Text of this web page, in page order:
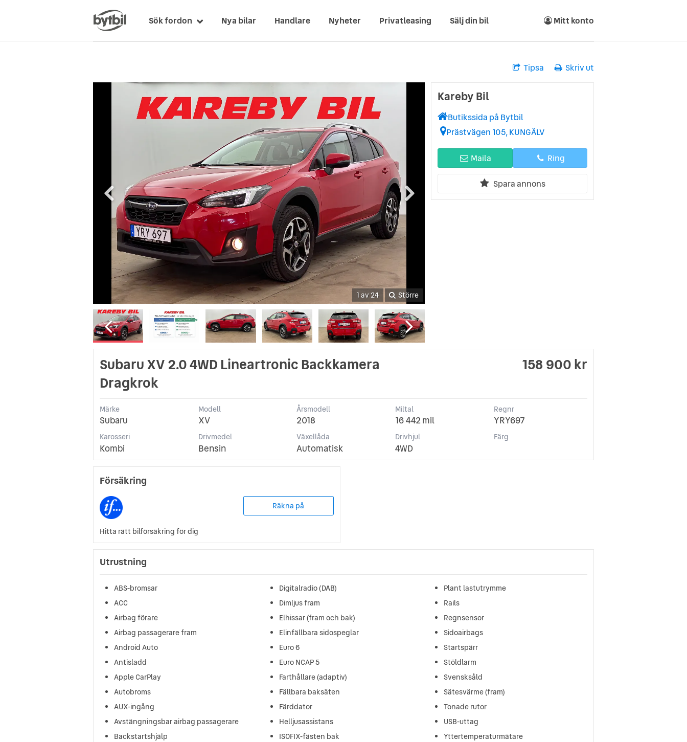
Sök fordon Nya bilar Handlare Nyheter Privatleasing Sälj din bil Mitt konto
Tipsa Skriv ut
1 av 24 Större
Kareby Bil
Butikssida på Bytbil
Prästvägen 105, KUNGÄLV
Maila Ring
Spara annons
Subaru XV 2.0 4WD Lineartronic Backkamera
Dragkrok
158 900 kr
Märke
Subaru
Modell
XV
Årsmodell
2018
Miltal
16 442 mil
Regnr
YRY697
Karosseri
Kombi
Drivmedel
Bensin
Växellåda
Automatisk
Drivhjul
4WD
Färg
Försäkring
Räkna på
Hitta rätt bilförsäkring för dig
Utrustning
ABS-bromsar
ACC
Airbag förare
Airbag passagerare fram
Android Auto
Antisladd
Apple CarPlay
Autobroms
AUX-ingång
Avstängningsbar airbag passagerare
Backstartshjälp
Digitalradio (DAB)
Dimljus fram
Elhissar (fram och bak)
Elinfällbara sidospeglar
Euro 6
Euro NCAP 5
Farthållare (adaptiv)
Fällbara baksäten
Färddator
Helljusassistans
ISOFIX-fästen bak
Plant lastutrymme
Rails
Regnsensor
Sidoairbags
Startspärr
Stöldlarm
Svensksåld
Sätesvärme (fram)
Tonade rutor
USB-uttag
Yttertemperaturmätare